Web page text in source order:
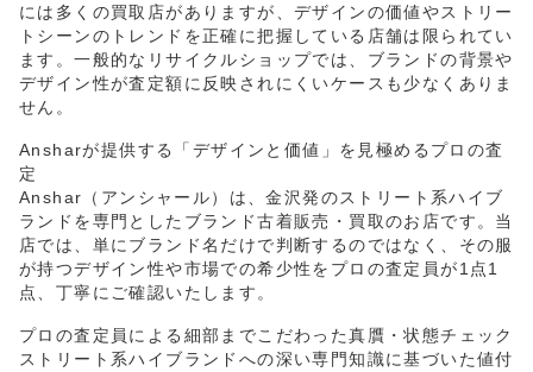
には多くの買取店がありますが、デザインの価値やストリー
トシーンのトレンドを正確に把握している店舗は限られてい
ます。一般的なリサイクルショップでは、ブランドの背景や
デザイン性が査定額に反映されにくいケースも少なくありま
せん。
Ansharが提供する「デザインと価値」を見極めるプロの査
定
Anshar（アンシャール）は、金沢発のストリート系ハイブ
ランドを専門としたブランド古着販売・買取のお店です。当
店では、単にブランド名だけで判断するのではなく、その服
が持つデザイン性や市場での希少性をプロの査定員が1点1
点、丁寧にご確認いたします。
プロの査定員による細部までこだわった真贋・状態チェック
ストリート系ハイブランドへの深い専門知識に基づいた値付